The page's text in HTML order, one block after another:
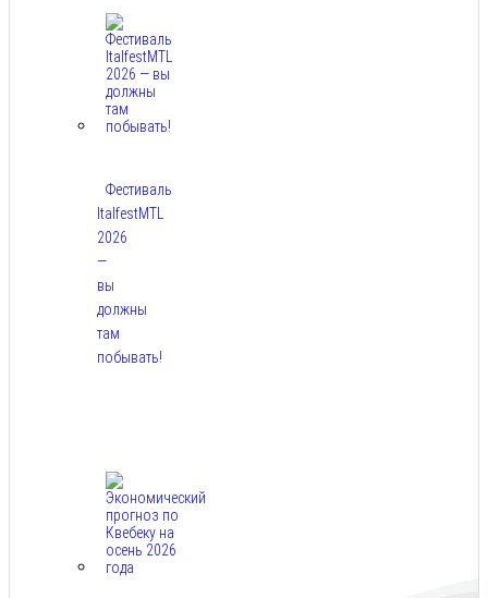
Фестиваль
ItalfestMTL
2026
—
вы
должны
там
побывать!